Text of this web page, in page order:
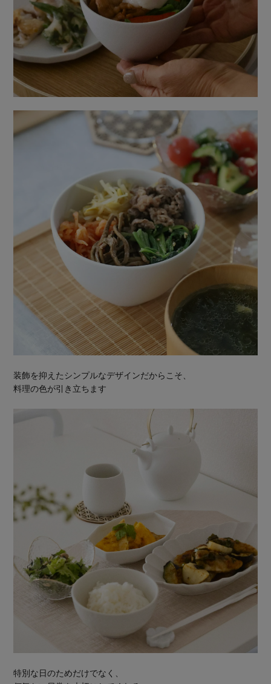
装飾を抑えたシンプルなデザインだからこそ、
料理の色が引き立ちます
特別な日のためだけでなく、